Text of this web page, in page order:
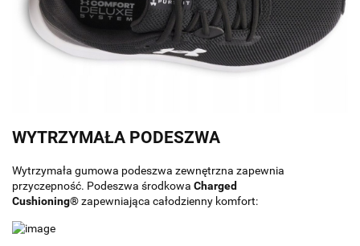
WYTRZYMAŁA PODESZWA
Wytrzymała gumowa podeszwa zewnętrzna zapewnia
przyczepność. Podeszwa środkowa Charged
Cushioning®zapewniająca całodzienny komfort: